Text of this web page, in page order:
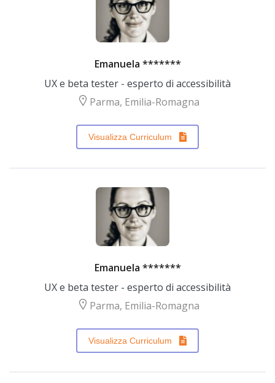
Emanuela *******
UX e beta tester - esperto di accessibilità
Parma, Emilia-Romagna
Visualizza Curriculum
Emanuela *******
UX e beta tester - esperto di accessibilità
Parma, Emilia-Romagna
Visualizza Curriculum